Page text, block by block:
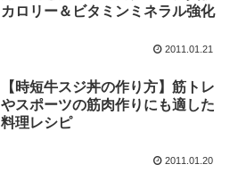
カロリー＆ビタミンミネラル強化
2011.01.21
【時短牛スジ丼の作り方】筋トレ
やスポーツの筋肉作りにも適した
料理レシピ
2011.01.20